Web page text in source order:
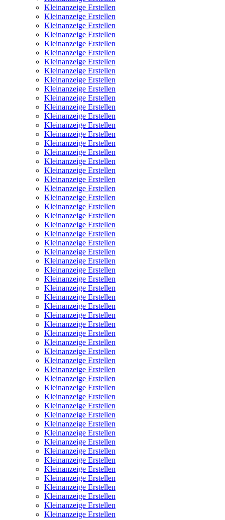
Kleinanzeige Erstellen
Kleinanzeige Erstellen
Kleinanzeige Erstellen
Kleinanzeige Erstellen
Kleinanzeige Erstellen
Kleinanzeige Erstellen
Kleinanzeige Erstellen
Kleinanzeige Erstellen
Kleinanzeige Erstellen
Kleinanzeige Erstellen
Kleinanzeige Erstellen
Kleinanzeige Erstellen
Kleinanzeige Erstellen
Kleinanzeige Erstellen
Kleinanzeige Erstellen
Kleinanzeige Erstellen
Kleinanzeige Erstellen
Kleinanzeige Erstellen
Kleinanzeige Erstellen
Kleinanzeige Erstellen
Kleinanzeige Erstellen
Kleinanzeige Erstellen
Kleinanzeige Erstellen
Kleinanzeige Erstellen
Kleinanzeige Erstellen
Kleinanzeige Erstellen
Kleinanzeige Erstellen
Kleinanzeige Erstellen
Kleinanzeige Erstellen
Kleinanzeige Erstellen
Kleinanzeige Erstellen
Kleinanzeige Erstellen
Kleinanzeige Erstellen
Kleinanzeige Erstellen
Kleinanzeige Erstellen
Kleinanzeige Erstellen
Kleinanzeige Erstellen
Kleinanzeige Erstellen
Kleinanzeige Erstellen
Kleinanzeige Erstellen
Kleinanzeige Erstellen
Kleinanzeige Erstellen
Kleinanzeige Erstellen
Kleinanzeige Erstellen
Kleinanzeige Erstellen
Kleinanzeige Erstellen
Kleinanzeige Erstellen
Kleinanzeige Erstellen
Kleinanzeige Erstellen
Kleinanzeige Erstellen
Kleinanzeige Erstellen
Kleinanzeige Erstellen
Kleinanzeige Erstellen
Kleinanzeige Erstellen
Kleinanzeige Erstellen
Kleinanzeige Erstellen
Kleinanzeige Erstellen